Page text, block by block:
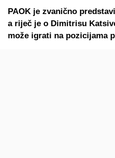
PAOK je zvanično
a riječ je o Dimitrisu
može igrati na pozicijama